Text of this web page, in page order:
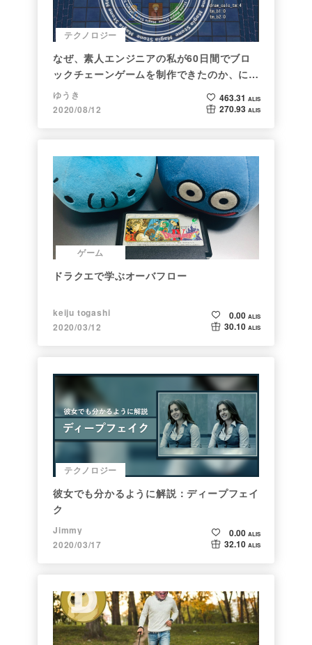
テクノロジー
なぜ、素人エンジニアの私が60日間でブロ
ックチェーンゲームを制作できたのか、につ
いて語ってみた
ゆうき
2020/08/12
463.31 ALIS
270.93 ALIS
ゲーム
ドラクエで学ぶオーバフロー
keiju togashi
2020/03/12
0.00 ALIS
30.10 ALIS
テクノロジー
彼女でも分かるように解説：ディープフェイ
ク
Jimmy
2020/03/17
0.00 ALIS
32.10 ALIS